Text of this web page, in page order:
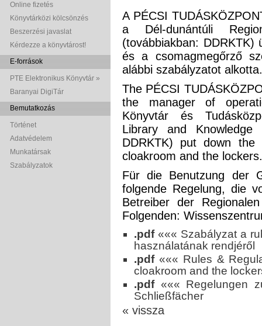
Online fizetés
Könyvtárközi kölcsönzés
Beszerzési javaslat
Kérdezze a könyvtárost!
E-források
PTE Elektronikus Könyvtár »
Baranyai DigiTár
Bemutatkozás
Történet
Adatvédelem
Munkatársak
Szabályzatok
A PÉCSI
a Dél-dunántúli
(továbbiakban: DDRKTK)
és a csomagmegőrző
alábbi szabályzatot alkotta.
The PÉCSI
the manager of
Könyvtár és
Library and
DDRKTK) put down
cloakroom and the lockers.
Für die Benutzung der
folgende Regelung, die
Betreiber der
Folgenden:
.pdf ««« Szabályzat a
használatának rendjéről
.pdf ««« Rules &
cloakroom and the
.pdf ««« Regelungen
Schließfächer
« vissza